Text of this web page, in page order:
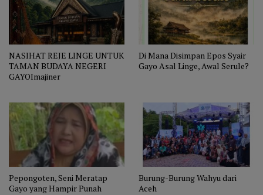
NASIHAT REJE LINGE UNTUK
TAMAN BUDAYA NEGERI
GAYOImajiner
Di Mana Disimpan Epos Syair
Gayo Asal Linge, Awal Serule?
Pepongoten, Seni Meratap
Gayo yang Hampir Punah
Burung-Burung Wahyu dari
Aceh